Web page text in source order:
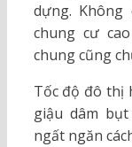
dựng.
chung cư
chung cũng
Tốc độ đô thị
giậu dâm
ngất ngăn